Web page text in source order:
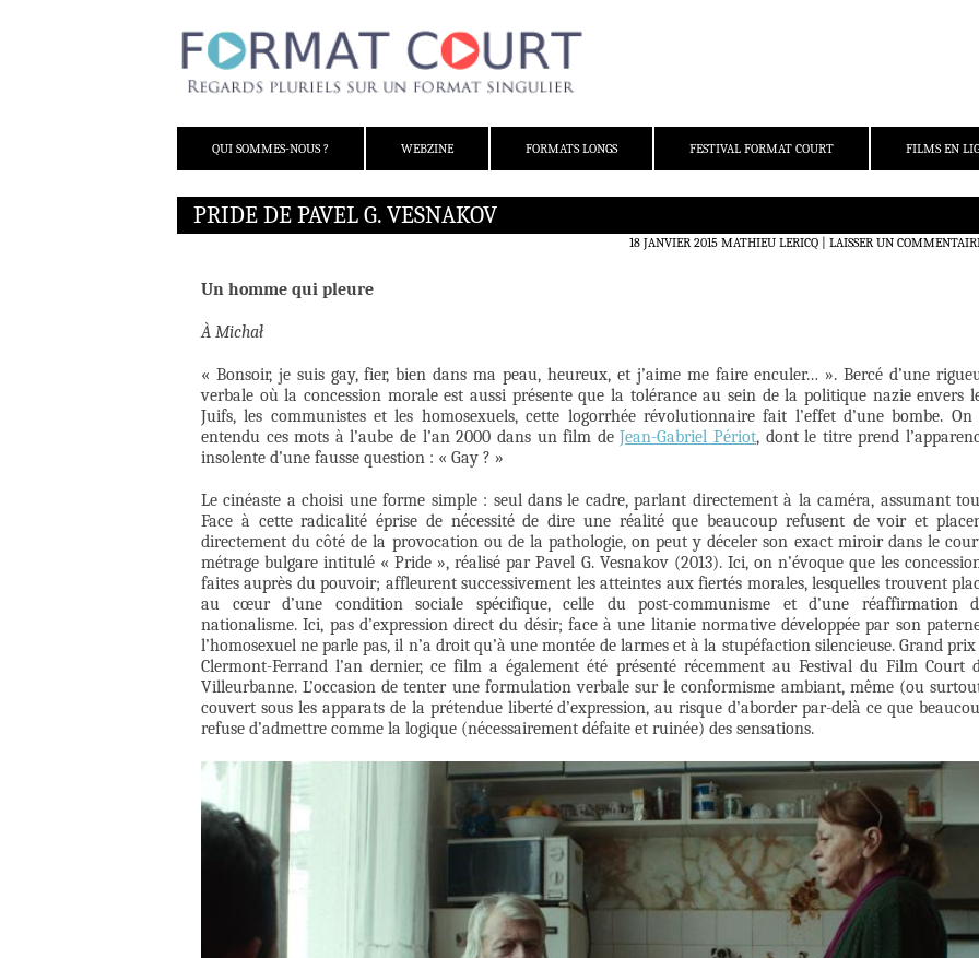
QUI SOMMES-NOUS ?
WEBZINE FORMATS LONGS FESTIVAL FORMAT COURT FILMS EN
PRIDE DE PAVEL G. VESNAKOV
18 JANVIER 2015 MATHIEU LERICQ LAISSER UN
Un homme qui pleure
À Michał
« Bonsoir, je suis gay, fier, bien dans ma peau, heureux, et j’aime me faire enculer… ». Bercé d’une
verbale où la concession morale est aussi présente que la tolérance au sein de la politique nazie envers
Juifs, les communistes et les homosexuels, cette logorrhée révolutionnaire fait l’effet d’une bombe. On
entendu ces mots à l’aube de l’an 2000 dans un film deJean-Gabriel Périot, dont le titre prend
insolente d’une fausse question : « Gay ? »
Le cinéaste a choisi une forme simple : seul dans le cadre, parlant directement à la caméra, assumant
Face à cette radicalité éprise de nécessité de dire une réalité que beaucoup refusent de voir et
directement du côté de la provocation ou de la pathologie, on peut y déceler son exact miroir dans le
métrage bulgare intitulé « Pride », réalisé par Pavel G. Vesnakov (2013). Ici, on n’évoque que les
faites auprès du pouvoir; affleurent successivement les atteintes aux fiertés morales, lesquelles trouvent
au cœur d’une condition sociale spécifique, celle du post-communisme et d’une réaffirmation
nationalisme. Ici, pas d’expression direct du désir; face à une litanie normative développée par son
l’homosexuel ne parle pas, il n’a droit qu’à une montée de larmes et à la stupéfaction silencieuse. Grand prix
Clermont-Ferrand l’an dernier, ce film a également été présenté récemment au Festival du Film Court
Villeurbanne. L’occasion de tenter une formulation verbale sur le conformisme ambiant, même (ou
couvert sous les apparats de la prétendue liberté d’expression, au risque d’aborder par-delà ce que
refuse d’admettre comme la logique (nécessairement défaite et ruinée) des sensations.